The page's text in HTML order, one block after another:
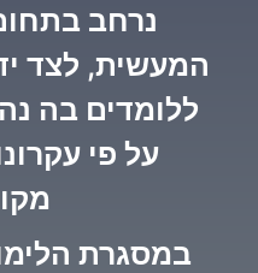
נרחב
המעשית, לצד
ללומדים בה
על פי
במסגרת